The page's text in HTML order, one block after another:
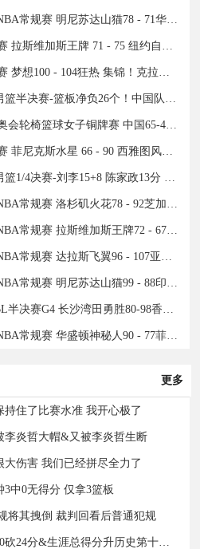
2024年09月09日 09月09日WNBA常规赛 明尼苏达山猫78 - 71华盛顿神秘人 全场集锦
2024年09月09日 WNBA常规赛 拉斯维加斯王牌 71 - 75 纽约自由人 全场集锦
2024年09月09日 WNBA常规赛 梦想100 - 104狂热 集锦！克拉克26分12助
2024年09月08日 U18亚洲杯男篮半决赛-篮板净负26个！中国队不敌新西兰
2024年09月08日 09月08日残奥会轮椅篮球女子铜牌赛 中国65-43加拿大 全场集锦
2024年09月08日 WNBA常规赛 菲尼克斯水星 66 - 90 西雅图风暴 全场集锦
2024年09月07日 U18亚洲杯男篮1/4决赛-刘李15+8 陈家政13分 中国46分大胜印度
2024年09月07日 09月07日WNBA常规赛 洛杉矶火花78 - 92芝加哥天空 全场集锦
2024年09月07日 09月07日WNBA常规赛 拉斯维加斯王牌72 - 67康涅狄格太阳 集锦
2024年09月07日 09月07日WNBA常规赛 达拉斯飞翼96 - 107亚特兰大梦想 全场集锦
2024年09月07日 09月07日WNBA常规赛 明尼苏达山猫99 - 88印第安纳狂热 全场集锦
2024年09月06日 09月06日NBL半决赛G4 长沙湾田勇胜80-98香港金牛 全场集锦
2024年09月06日 09月06日WNBA常规赛 华盛顿神秘人90 - 77菲尼克斯水星 全场集锦
更多
住了比赛水准 我开心极了
李炎哲大帽&又被李炎哲生断
伤害 我们已经拼尽全力了
中0无得分 仅拿3篮板
将其拽倒 裁判回看后普通犯规
教练教你打篮球！周鹏13中10砍24分&生涯总得分升历史第十三！